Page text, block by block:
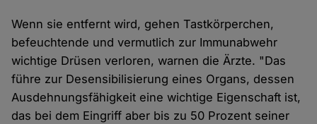
Wenn sie entfernt wird, gehen Tastkörperchen,
befeuchtende und vermutlich zur Immunabwehr
wichtige Drüsen verloren, warnen die Ärzte. "Das
führe zur Desensibilisierung eines Organs, dessen
Ausdehnungsfähigkeit eine wichtige Eigenschaft ist,
das bei dem Eingriff aber bis zu 50 Prozent seiner